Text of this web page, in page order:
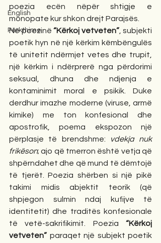
English
Përkthime
poezia ecën nëpër shtigje e
monopate kur shkon drejt Parajsës.
Në poezinë “Kërkoj vetveten”, subjekti
poetik hyn në një kërkim këmbëngulës
të unitetit ndërmjet vetes dhe trupit,
një kërkim i ndërprerë nga përdorimi
seksual, dhuna dhe ndjenja e
kontaminimit moral e psikik. Duke
derdhur imazhe moderne (viruse, armë
kimike) me ton konfesional dhe
apostrofik, poema ekspozon një
përplasje të brendshme:
vdekja nuk
frikëson; ajo që tmerron është vetja që
shpërndahet dhe që mund të dëmtojë
të tjerët. Poezia shërben si një pikë
takimi midis abjektit teorik (që
shpjegon sulmin ndaj kufijve të
identitetit) dhe traditës konfesionale
të vetë-sakrifikimit. Poezia “Kërkoj
vetveten” paraqet një subjekt poetik